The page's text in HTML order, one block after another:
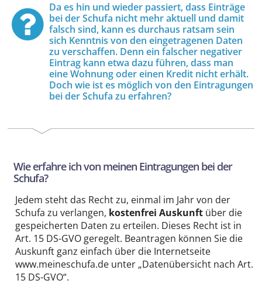
Da es hin und wieder passiert, dass Einträge
bei der Schufa nicht mehr aktuell und damit
falsch sind, kann es durchaus ratsam sein
sich Kenntnis von den eingetragenen Daten
zu verschaffen. Denn ein falscher negativer
Eintrag kann etwa dazu führen, dass man
eine Wohnung oder einen Kredit nicht erhält.
Doch wie ist es möglich von den Eintragungen
bei der Schufa zu erfahren?
Wie erfahre ich von meinen Eintragungen bei der
Schufa?
Jedem steht das Recht zu, einmal im Jahr von der
Schufa zu verlangen, kostenfrei Auskunft über die
gespeicherten Daten zu erteilen. Dieses Recht ist in
Art. 15 DS-GVO geregelt. Beantragen können Sie die
Auskunft ganz einfach über die Internetseite
www.meineschufa.de unter „Datenübersicht nach Art.
15 DS-GVO“.